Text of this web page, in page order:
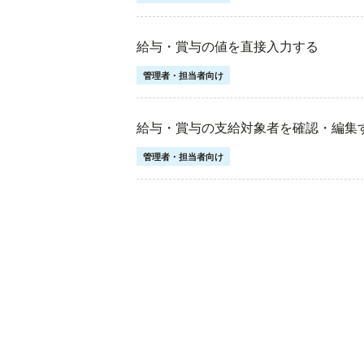
給与・賞与の値を直接入力する
管理者・担当者向け
給与・賞与の支給対象者を確認・編集
管理者・担当者向け